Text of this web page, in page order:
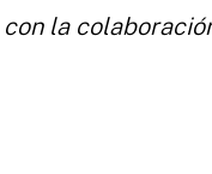
con la